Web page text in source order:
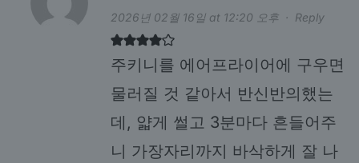
2026년 02월 16일 at 12:20 오후· Reply
주키니를 에어프라이어에 구우면
물러질 것 같아서 반신반의했는
데, 얇게 썰고 3분마다 흔들어주
니 가장자리까지 바삭하게 잘 나